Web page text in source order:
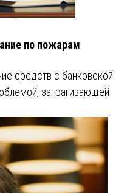
по пожарам
средств с банковской
затрагивающей